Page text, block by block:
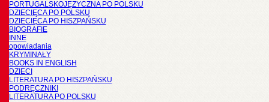
PORTUGALSKOJĘZYCZNA PO POLSKU
DZIECIĘCA PO POLSKU
DZIECIĘCA PO HISZPAŃSKU
BIOGRAFIE
INNE
opowiadania
KRYMINAŁY
BOOKS IN ENGLISH
DZIECI
LITERATURA PO HISZPAŃSKU
PODRĘCZNIKI
LITERATURA PO POLSKU